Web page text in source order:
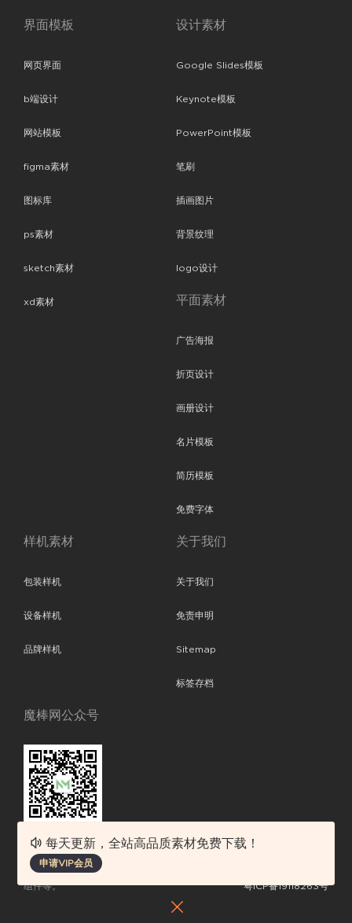
界面模板
网页界面
b端设计
网站模板
figma素材
图标库
ps素材
sketch素材
xd素材
设计素材
Google Slides模板
Keynote模板
PowerPoint模板
笔刷
插画图片
背景纹理
logo设计
平面素材
广告海报
折页设计
画册设计
名片模板
简历模板
免费字体
样机素材
包装样机
设备样机
品牌样机
关于我们
关于我们
免责申明
Sitemap
标签存档
魔棒网公众号
魔棒网提供优质设计模板下载，分享优秀的设计。素材包含了APP设计、
平面素材、ppt模板、网页设计、前端代码、样机素材、插画图片、附加
组件等。
粤ICP备19118263号
每天更新，全站高品质素材免费下载！
申请VIP会员